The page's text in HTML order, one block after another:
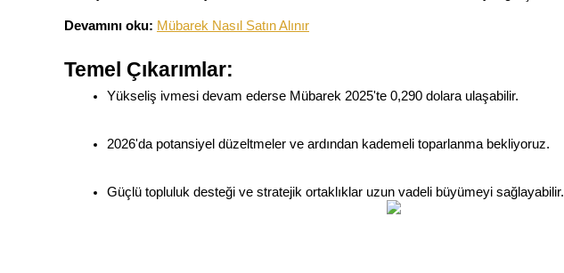
COIN-M Vadeli İşlemleri
Devamını oku: Mübarek Nasıl Satın Alınır
Temel Çıkarımlar:
Yükseliş ivmesi devam ederse Mübarek 2025'te 0,290 dolara ulaşabilir.
2026'da potansiyel düzeltmeler ve ardından kademeli toparlanma bekliyoruz.
Güçlü topluluk desteği ve stratejik ortaklıklar uzun vadeli büyümeyi sağlayabilir.